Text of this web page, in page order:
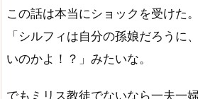
この話は本当にショックを受けた。
「シルフィは自分の孫娘だろうに
いのかよ！？」みたいな。
でもミリス教徒でないなら一夫一